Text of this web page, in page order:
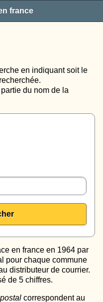
france
en indiquant soit le
recherchée.
du nom de la
en france en 1964 par
pour chaque commune
distributeur de courrier.
de 5 chiffres.
correspondent au